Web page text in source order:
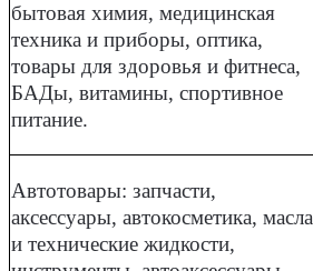
бытовая химия, медицинская
техника и приборы, оптика,
товары для здоровья и фитнеса,
БАДы, витамины, спортивное
питание.
Автотовары: запчасти,
аксессуары, автокосметика, масла
и технические жидкости,